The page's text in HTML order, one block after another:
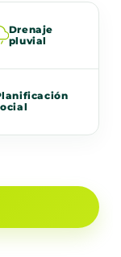
Drenaje
pluvial